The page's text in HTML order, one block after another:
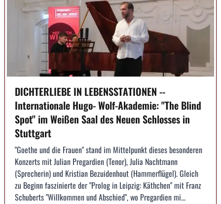
DICHTERLIEBE IN LEBENSSTATIONEN --
Internationale Hugo- Wolf-Akademie: "The Blind
Spot" im Weißen Saal des Neuen Schlosses in
Stuttgart
"Goethe und die Frauen" stand im Mittelpunkt dieses besonderen
Konzerts mit Julian Pregardien (Tenor), Julia Nachtmann
(Sprecherin) und Kristian Bezuidenhout (Hammerflügel). Gleich
zu Beginn faszinierte der "Prolog in Leipzig: Käthchen" mit Franz
Schuberts "Willkommen und Abschied", wo Pregardien mi...